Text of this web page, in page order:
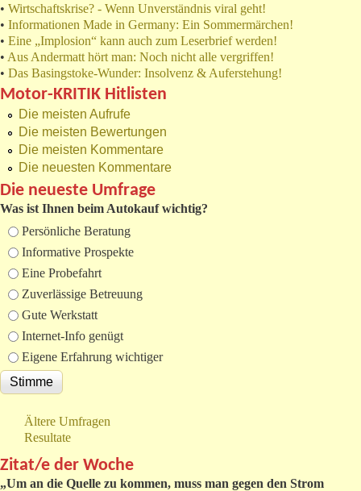
• Wirtschaftskrise? - Wenn Unverständnis viral geht!
• Informationen Made in Germany: Ein Sommermärchen!
• Eine „Implosion“ kann auch zum Leserbrief werden!
• Aus Andermatt hört man: Noch nicht alle vergriffen!
• Das Basingstoke-Wunder: Insolvenz & Auferstehung!
Motor-KRITIK Hitlisten
Die meisten Aufrufe
Die meisten Bewertungen
Die meisten Kommentare
Die neuesten Kommentare
Die neueste Umfrage
Was ist Ihnen beim Autokauf wichtig?
Auswahlmöglichkeiten
Persönliche Beratung
Informative Prospekte
Eine Probefahrt
Zuverlässige Betreuung
Gute Werkstatt
Internet-Info genügt
Eigene Erfahrung wichtiger
Ältere Umfragen
Resultate
Zitat/e der Woche
„Um an die Quelle zu kommen, muss man gegen den Strom